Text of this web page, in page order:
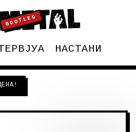
BOOTLEG
НАСТАНИ